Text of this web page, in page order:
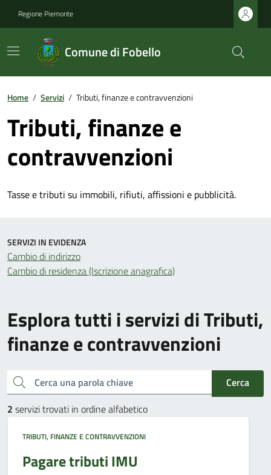
Regione Piemonte
Comune di Fobello
Home / Servizi / Tributi, finanze e contravvenzioni
Tributi, finanze e
contravvenzioni
Tasse e tributi su immobili, rifiuti, affissioni e pubblicità.
Esplora tutti i servizi di Tributi,
finanze e contravvenzioni
Cerca una parola chiave
Cerca
2 servizi trovati in ordine alfabetico
TRIBUTI, FINANZE E CONTRAVVENZIONI
Pagare tributi IMU
SERVIZI IN EVIDENZA
Cambio di indirizzo
Cambio di residenza (Iscrizione anagrafica)